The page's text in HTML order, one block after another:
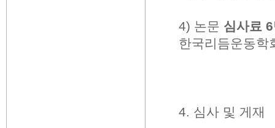
4) 논문 심사료 6
한국리듬운동학
4. 심사 및 게재